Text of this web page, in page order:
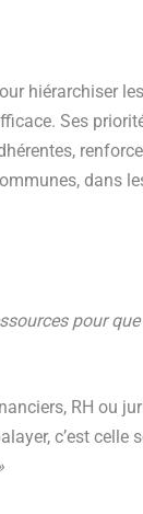
hiérarchiser
Ses
dans
pour
RH ou
c’est